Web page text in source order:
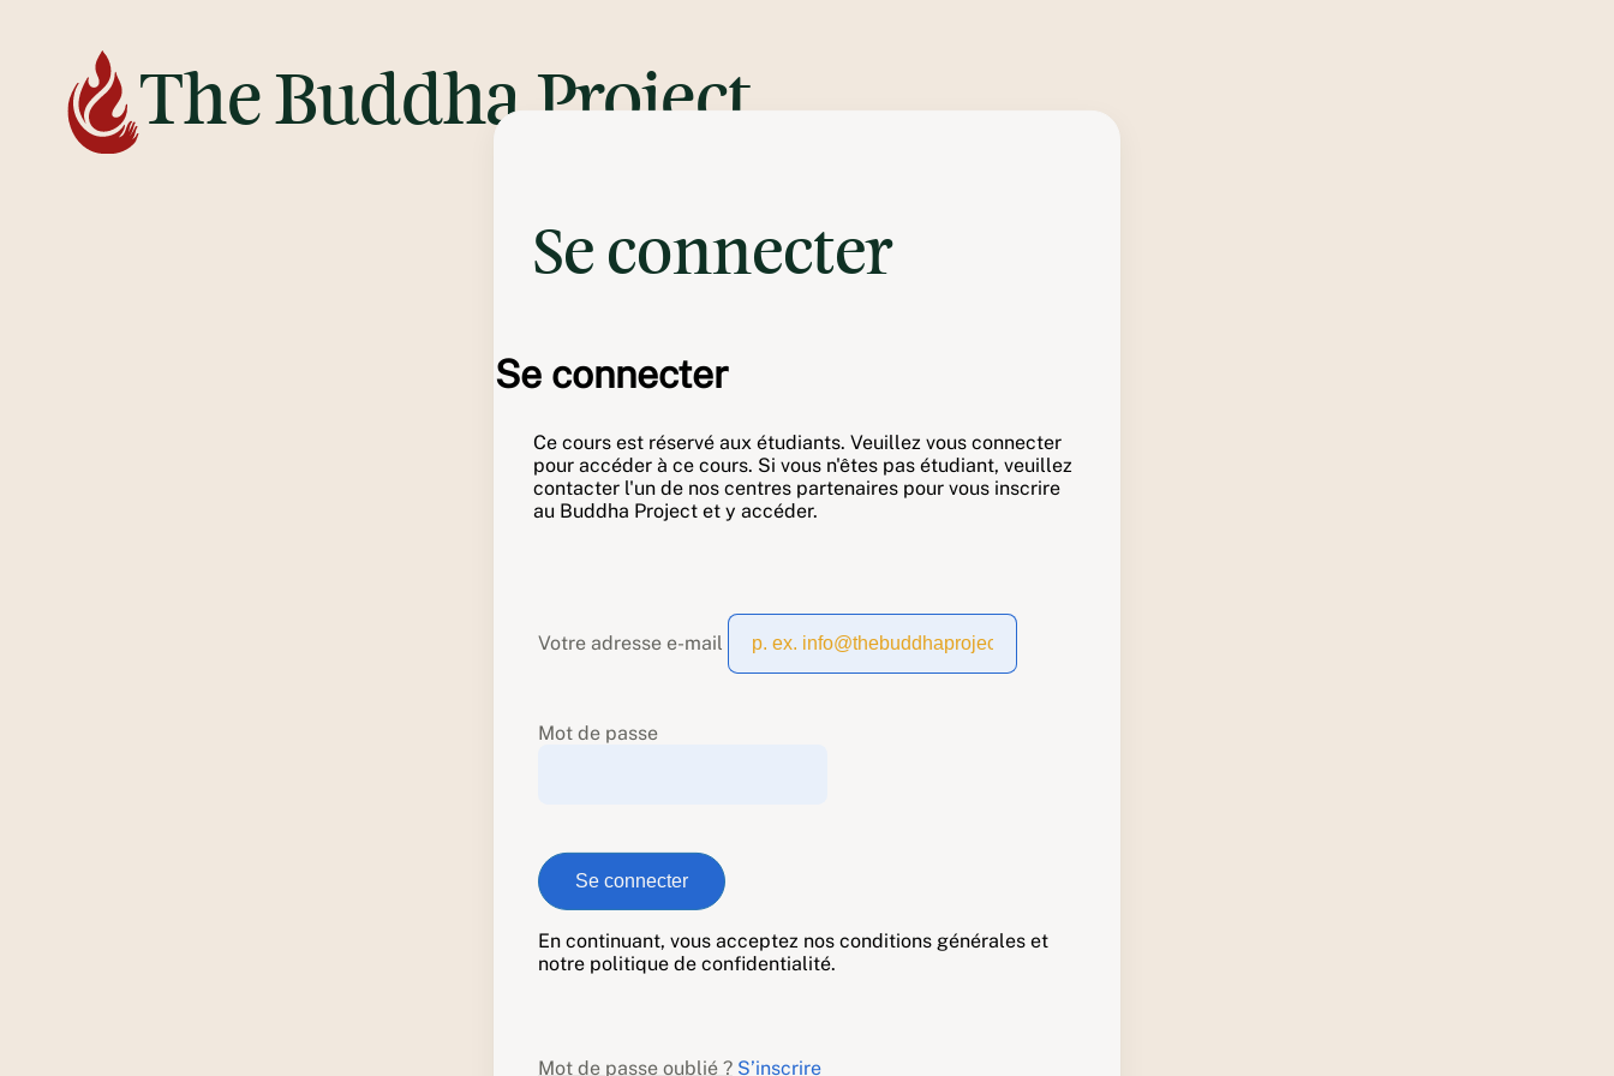
The Buddha Project
Se connecter
Se connecter
Ce cours est réservé aux étudiants. Veuillez vous connecter
pour accéder à ce cours. Si vous n'êtes pas étudiant, veuillez
contacter l'un de nos centres partenaires pour vous inscrire
au Buddha Project et y accéder.
Votre adresse e-mail
Mot de passe
En continuant, vous acceptez nos conditions générales et
notre politique de confidentialité.
Mot de passe oublié ? S’inscrire